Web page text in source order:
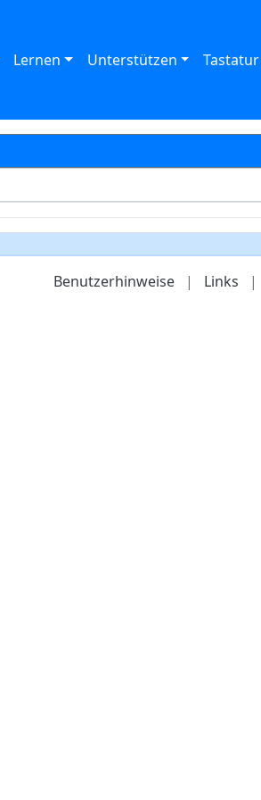
Lernen Unterstützen Tastatur
Benutzerhinweise | Links |